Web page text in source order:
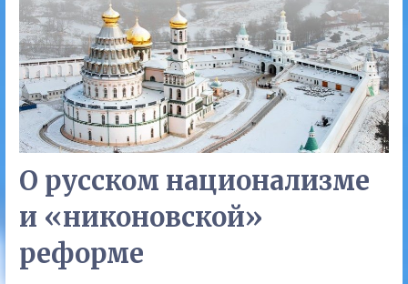
О русском национализме
и «никоновской»
реформе